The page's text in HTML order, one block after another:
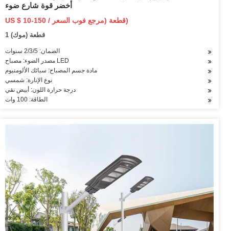
أخضر قوة شارع ضوء
US $ 10-150 / قطعة (مرجع فوب السعر)
1 قطعة (موك)
الضمان: 2/3/5 سنوات
مصدر الضوء: مصباح LED
مادة جسم المصباح: سبائك الألومنيوم
نوع الإنارة: شمسي
درجة حرارة اللون: أبيض نقي
الطاقة: 100 وات